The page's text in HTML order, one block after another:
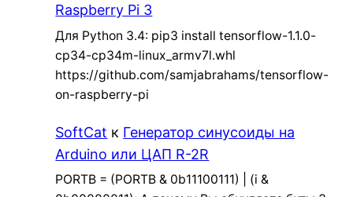
Raspberry Pi 3
Для Python 3.4: pip3 install tensorflow-1.1.0-
cp34-cp34m-linux_armv7l.whl
https://github.com/samjabrahams/tensorflow-
on-raspberry-pi
SoftCat к Генератор синусоиды на
Arduino или ЦАП R-2R
PORTB = (PORTB & 0b11100111) | (i &